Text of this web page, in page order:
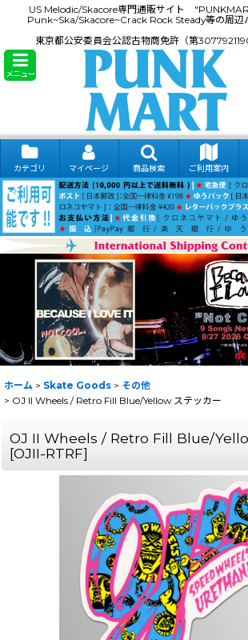
US Melodic/Skacore専門通販サイト
Punk~Ska/Skacore~Crack Rock Steady等の周辺
東京都公安委員会公認古物商免許（第
メニュー
カテゴリ マイページ 商品検索 ご利用案内
ホーム > Skate Goods > その他
> OJ II Wheels / Retro Fill Blue/Yellow ステッカー
OJ II Wheels / Retro Fill Blue/
[OJII-RTRF]